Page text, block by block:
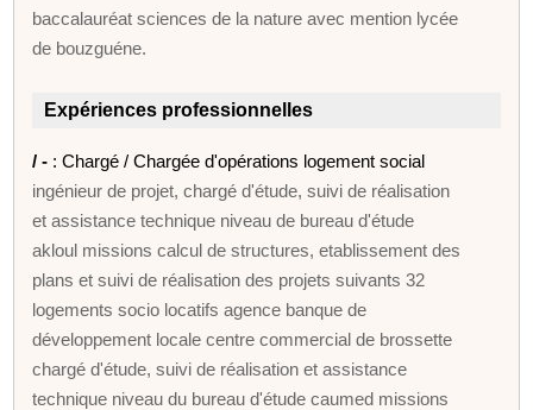
baccalauréat sciences de la nature avec mention lycée
de bouzguéne.
Expériences professionnelles
/ - : Chargé / Chargée d'opérations logement social
ingénieur de projet, chargé d'étude, suivi de réalisation
et assistance technique niveau de bureau d'étude
akloul missions calcul de structures, etablissement des
plans et suivi de réalisation des projets suivants 32
logements socio locatifs agence banque de
développement locale centre commercial de brossette
chargé d'étude, suivi de réalisation et assistance
technique niveau du bureau d'étude caumed missions